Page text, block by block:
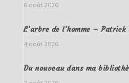
6 août 2026
L’arbre de l’homme – Patrick
4 août 2026
Du nouveau dans ma